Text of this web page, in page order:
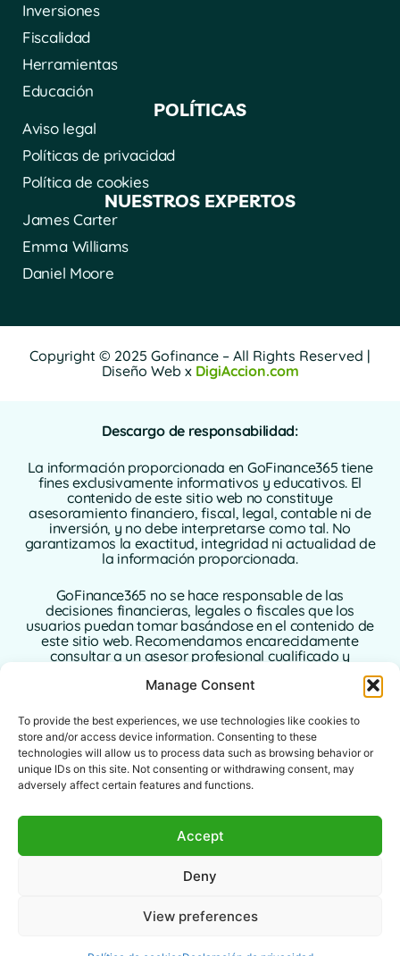
Manage Consent
To provide the best experiences, we use technologies like cookies to
store and/or access device information. Consenting to these
technologies will allow us to process data such as browsing behavior or
unique IDs on this site. Not consenting or withdrawing consent, may
adversely affect certain features and functions.
Accept
Deny
View preferences
Inversiones
Fiscalidad
Herramientas
Educación
POLÍTICAS
Aviso legal
Políticas de privacidad
Política de cookies
NUESTROS EXPERTOS
James Carter
Emma Williams
Daniel Moore
Copyright © 2025 Gofinance – All Rights Reserved |
Diseño Web x DigiAccion.com
Descargo de responsabilidad:
La información proporcionada en GoFinance365 tiene
fines exclusivamente informativos y educativos. El
contenido de este sitio web no constituye
asesoramiento financiero, fiscal, legal, contable ni de
inversión, y no debe interpretarse como tal. No
garantizamos la exactitud, integridad ni actualidad de
la información proporcionada.
GoFinance365 no se hace responsable de las
decisiones financieras, legales o fiscales que los
usuarios puedan tomar basándose en el contenido de
este sitio web. Recomendamos encarecidamente
consultar a un asesor profesional cualificado y
autorizado en su país de residencia antes de tomar
cualquier decisión relacionada con sus finanzas
El uso de este sitio web implica la aceptación plena de
este aviso legal. Ni GoFinance365 ni sus autores o
colaboradores asumen ninguna responsabilidad por
los daños directos, indirectos o consecuentes que
proporcionada.
aplicables o estar permitidos en determinadas
verificar la legalidad, pertinencia y aplicabilidad del
contenido de acuerdo con sus leyes locales.